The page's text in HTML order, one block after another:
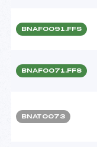
BNAF0091.FFS
BNAF0071.FFS
BNAT0073